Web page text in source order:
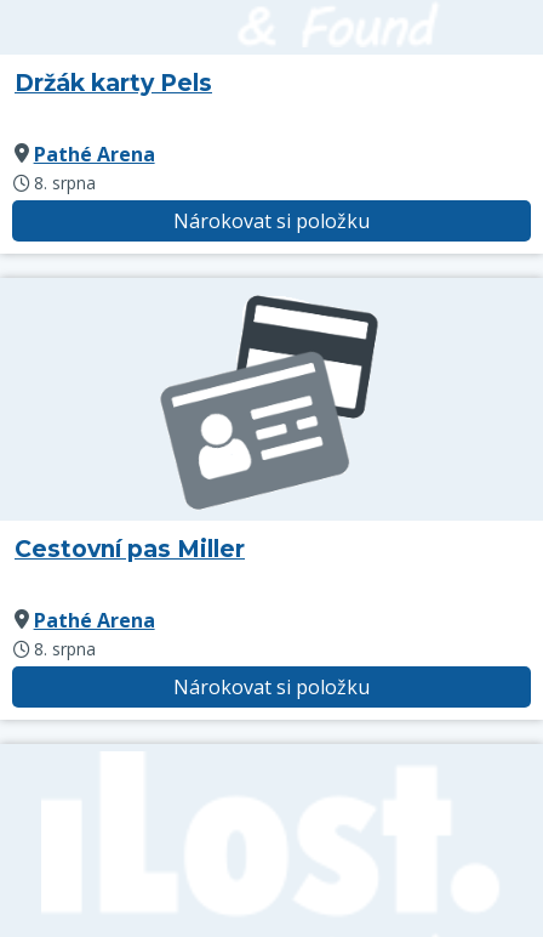
Držák karty Pels
Pathé Arena
8. srpna
Nárokovat si položku
Cestovní pas Miller
Pathé Arena
8. srpna
Nárokovat si položku